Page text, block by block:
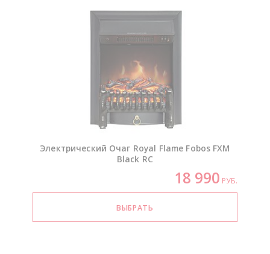
Электрический Очаг Royal Flame Fobos FXM
Black RC
18 990 РУБ.